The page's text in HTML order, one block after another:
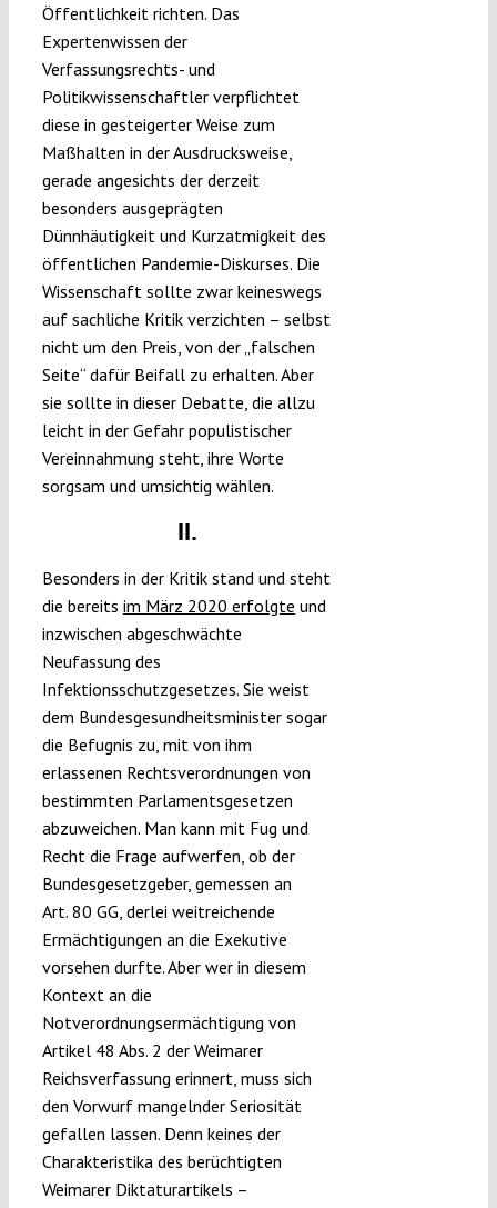
Öffentlichkeit richten. Das
Expertenwissen der
Verfassungsrechts- und
Politikwissenschaftler verpflichtet
diese in gesteigerter Weise zum
Maßhalten in der Ausdrucksweise,
gerade angesichts der derzeit
besonders ausgeprägten
Dünnhäutigkeit und Kurzatmigkeit des
öffentlichen Pandemie-Diskurses. Die
Wissenschaft sollte zwar keineswegs
auf sachliche Kritik verzichten – selbst
nicht um den Preis, von der „falschen
Seite“ dafür Beifall zu erhalten. Aber
sie sollte in dieser Debatte, die allzu
leicht in der Gefahr populistischer
Vereinnahmung steht, ihre Worte
sorgsam und umsichtig wählen.
II.
Besonders in der Kritik stand und steht
die bereits im März 2020 erfolgte und
inzwischen abgeschwächte
Neufassung des
Infektionsschutzgesetzes. Sie weist
dem Bundesgesundheitsminister sogar
die Befugnis zu, mit von ihm
erlassenen Rechtsverordnungen von
bestimmten Parlamentsgesetzen
abzuweichen. Man kann mit Fug und
Recht die Frage aufwerfen, ob der
Bundesgesetzgeber, gemessen an
Art. 80 GG, derlei weitreichende
Ermächtigungen an die Exekutive
vorsehen durfte. Aber wer in diesem
Kontext an die
Notverordnungsermächtigung von
Artikel 48 Abs. 2 der Weimarer
Reichsverfassung erinnert, muss sich
den Vorwurf mangelnder Seriosität
gefallen lassen. Denn keines der
Charakteristika des berüchtigten
Weimarer Diktaturartikels –